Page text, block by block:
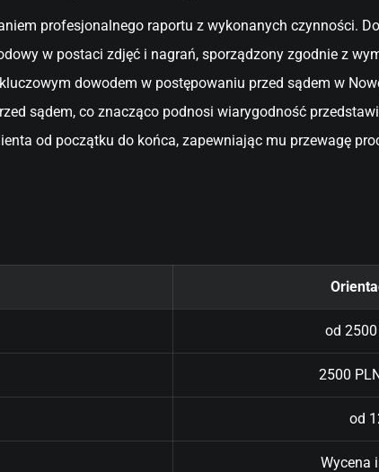
profesjonalnego raportu z wykonanych czynności.
w postaci zdjęć i nagrań, sporządzony zgodnie z
dowodem w postępowaniu przed sądem w
sądem, co znacząco podnosi wiarygodność
od początku do końca, zapewniając mu przewagę
od
2500
od
Wycena